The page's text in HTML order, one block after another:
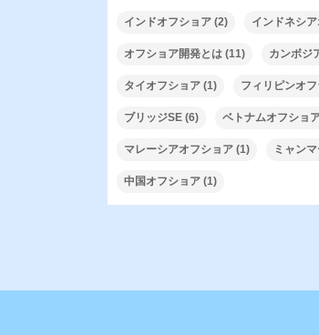
インドオフショア (2) インドネシ
オフショア開発とは (11) カンボジ
タイオフショア (1) フィリピンオ
ブリッジSE (6) ベトナムオフショ
マレーシアオフショア (1) ミャン
中国オフショア (1)